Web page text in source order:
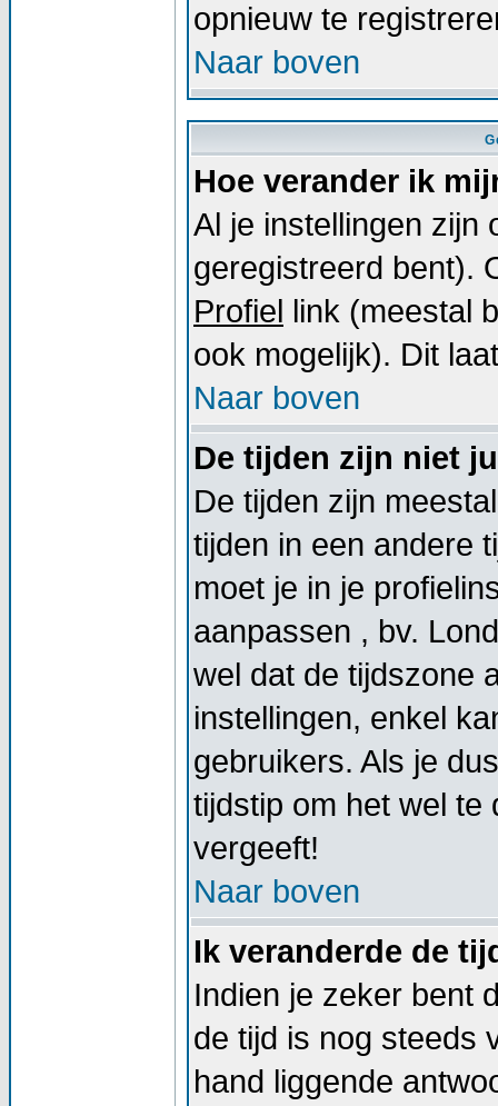
opnieuw te
Naar boven
Hoe verander ik
Al je instellingen zijn
geregistreerd bent).
Profiel link (meestal
ook mogelijk). Dit
Naar boven
De tijden zijn niet
De tijden zijn
tijden in een andere
moet je in je
aanpassen , bv.
wel dat de tijdszone
instellingen, enkel
gebruikers. Als je
tijdstip om het wel te
vergeeft!
Naar boven
Ik veranderde de
Indien je zeker bent
de tijd is nog steeds
hand liggende